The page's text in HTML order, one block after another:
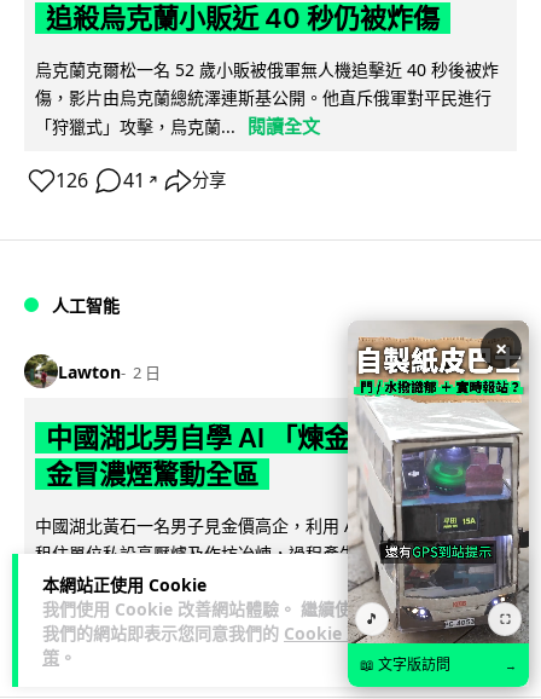
本網站正使用 Cookie
我們使用 Cookie 改善網站體驗。 繼續使用
我們的網站即表示您同意我們的 Cookie 政
策 。
追殺烏克蘭小販近 40 秒仍被炸傷
烏克蘭克爾松一名 52 歲小販被俄軍無人機追擊近 40 秒後被炸
傷，影片由烏克蘭總統澤連斯基公開。他直斥俄軍對平民進行
「狩獵式」攻擊，烏克蘭...
閱讀全文
126 41 ↗ 分享
人工智能
Lawton 2 日
中國湖北男自學 AI 「煉金術」 屋內煉
金冒濃煙驚動全區
中國湖北黃石一名男子見金價高企，利用 AI 自學提煉黃金，在
租住單位私設高壓爐及作坊冶煉，過程產生大量刺鼻濃煙，驚
動鄰居報警。警方到場揭發整...
閱讀全文
113 8↗ 分享
×
🎵 ⛶
📖 文字版訪問 →